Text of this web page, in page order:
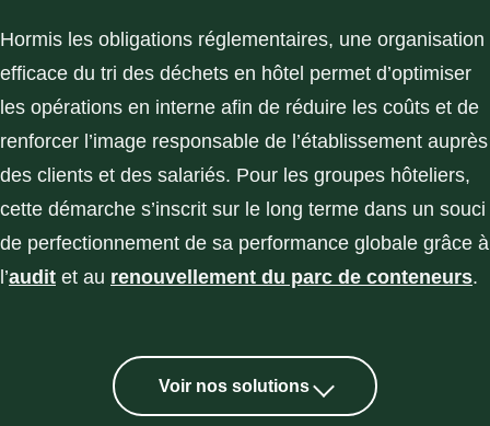
Hormis les obligations réglementaires, une organisation
efficace du tri des déchets en hôtel permet d’optimiser
les opérations en interne afin de réduire les coûts et de
renforcer l’image responsable de l’établissement auprès
des clients et des salariés. Pour les groupes hôteliers,
cette démarche s’inscrit sur le long terme dans un souci
de perfectionnement de sa performance globale grâce à
l’audit et au renouvellement du parc de conteneurs.
Voir nos solutions